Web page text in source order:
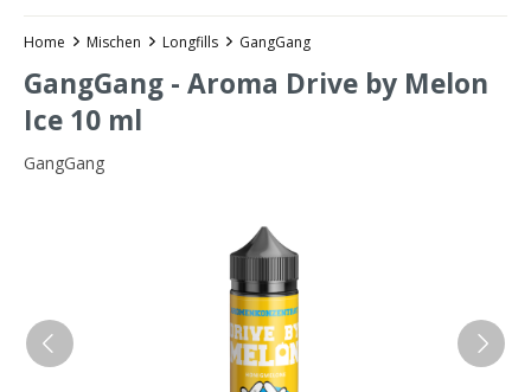
Home Mischen Longfills GangGang
GangGang - Aroma Drive by Melon
Ice 10 ml
GangGang